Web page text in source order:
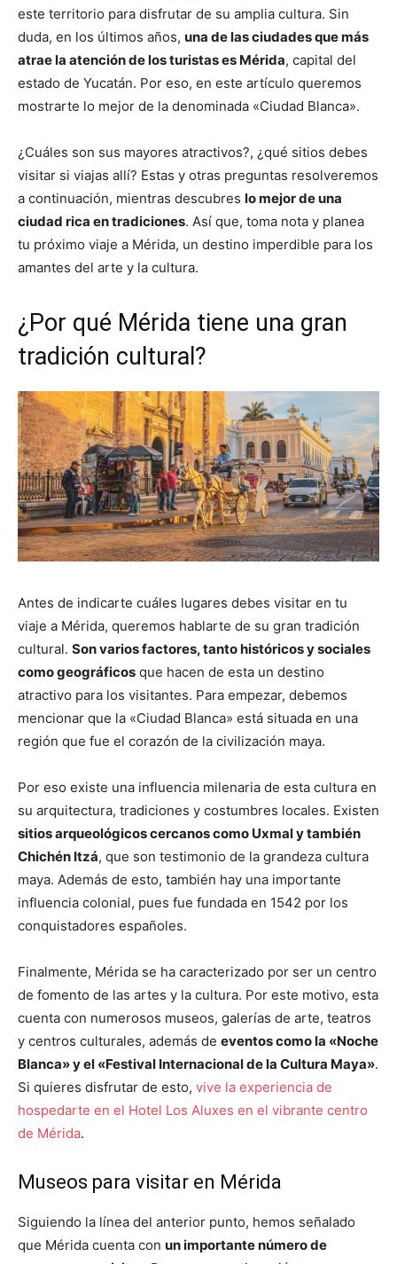
este territorio para disfrutar de su amplia cultura. Sin
duda, en los últimos años, una de las ciudades que más
atrae la atención de los turistas es Mérida, capital del
estado de Yucatán. Por eso, en este artículo queremos
mostrarte lo mejor de la denominada «Ciudad Blanca».
¿Cuáles son sus mayores atractivos?, ¿qué sitios debes
visitar si viajas allí? Estas y otras preguntas resolveremos
a continuación, mientras descubres lo mejor de una
ciudad rica en tradiciones. Así que, toma nota y planea
tu próximo viaje a Mérida, un destino imperdible para los
amantes del arte y la cultura.
¿Por qué Mérida tiene una gran
tradición cultural?
Antes de indicarte cuáles lugares debes visitar en tu
viaje a Mérida, queremos hablarte de su gran tradición
cultural. Son varios factores, tanto históricos y sociales
como geográficos que hacen de esta un destino
atractivo para los visitantes. Para empezar, debemos
mencionar que la «Ciudad Blanca» está situada en una
región que fue el corazón de la civilización maya.
Por eso existe una influencia milenaria de esta cultura en
su arquitectura, tradiciones y costumbres locales. Existen
sitios arqueológicos cercanos como Uxmal y también
Chichén Itzá, que son testimonio de la grandeza cultura
maya. Además de esto, también hay una importante
influencia colonial, pues fue fundada en 1542 por los
conquistadores españoles.
Finalmente, Mérida se ha caracterizado por ser un centro
de fomento de las artes y la cultura. Por este motivo, esta
cuenta con numerosos museos, galerías de arte, teatros
y centros culturales, además de eventos como la «Noche
Blanca» y el «Festival Internacional de la Cultura Maya».
Si quieres disfrutar de esto, vive la experiencia de
hospedarte en el Hotel Los Aluxes en el vibrante centro
de Mérida.
Museos para visitar en Mérida
Siguiendo la línea del anterior punto, hemos señalado
que Mérida cuenta con un importante número de